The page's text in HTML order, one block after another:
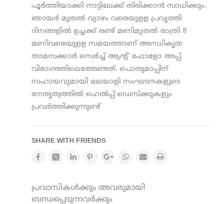
പൂര്‍ത്തിയാക്കി നാട്ടിലേക്ക് തിരിക്കാന്‍ സാധിക്കും.
ഞായര്‍ മുതല്‍ വ്യാഴം വരെയുളള പ്രവൃത്തി
ദിനങ്ങളില്‍ ഉച്ചക്ക് രണ്ട് മണിമുതല്‍ രാത്രി 8
മണിവരെയുളള സമയത്താണ് അനധികൃത
താമസക്കാര്‍ സെര്‍ച്ച് ആന്റ് ഫോളോ അപ്പ്
വിഭാഗത്തിലെത്തേണ്ടത്. പൊതുമാപ്പിന്
സഹായവുമായി മലയാളി സംഘടനകളുടെ
നേതൃത്വത്തില്‍ ഹെല്‍പ്പ് ഡെസ്‌ക്കുകളും
പ്രവര്‍ത്തിക്കുന്നുണ്ട്
SHARE WITH FRIENDS
പ്രവാസികൾക്കും അവരുമായി
ബന്ധപ്പെടുന്നവർക്കും